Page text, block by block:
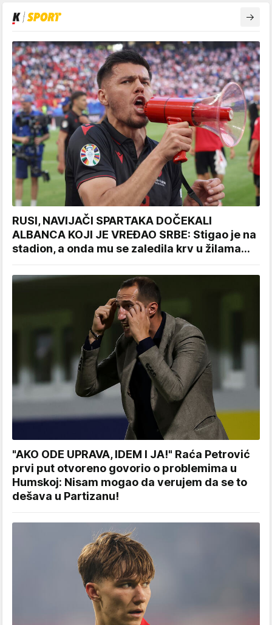
RUSI, NAVIJAČI SPARTAKA DOČEKALI
ALBANCA KOJI JE VREĐAO SRBE: Stigao je na
stadion, a onda mu se zaledila krv u žilama...
"AKO ODE UPRAVA, IDEM I JA!" Raća Petrović
prvi put otvoreno govorio o problemima u
Humskoj: Nisam mogao da verujem da se to
dešava u Partizanu!